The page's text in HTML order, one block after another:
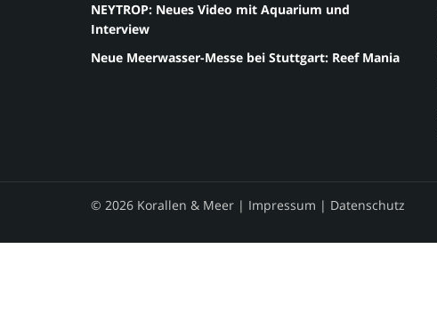
NEYTROP: Neues Video mit Aquarium und
Interview
Neue Meerwasser-Messe bei Stuttgart: Reef Mania
© 2026 Korallen & Meer | Impressum | Datenschutz